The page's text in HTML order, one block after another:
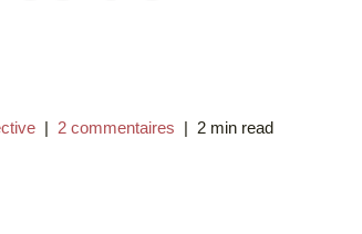
2 commentaires 2 min read